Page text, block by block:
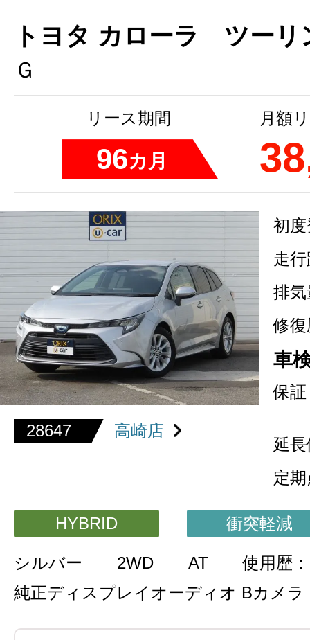
トヨタ カローラ ツー
Ｇ
リース期間
96カ月
月額
28647 高崎店
初
走
排気
修復
車
保証
延
定
HYBRID 衝突軽減
シルバー 2WD AT
使用歴
純正ディスプレイオーディオ Bカメラ